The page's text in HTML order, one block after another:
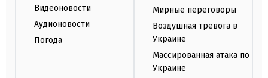
Видеоновости
Аудионовости
Погода
Мирные переговоры
Воздушная тревога в
Украине
Массированная атака по
Украине